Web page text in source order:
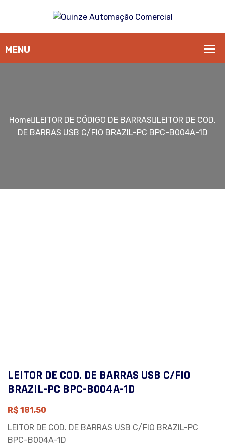
Home LEITOR DE CÓDIGO DE BARRAS
LEITOR DE COD.
DE BARRAS USB C/FIO BRAZIL-PC BPC-B004A-1D
LEITOR DE COD. DE BARRAS USB C/FIO
BRAZIL-PC BPC-B004A-1D
R$ 181,50
LEITOR DE COD. DE BARRAS USB C/FIO BRAZIL-PC
BPC-B004A-1D